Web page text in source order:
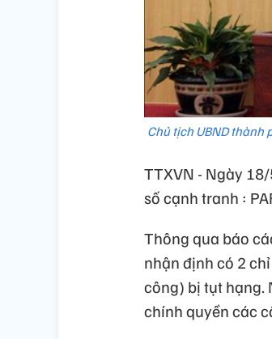
Chủ tịch UBND thành
TTXVN - Ngày
số cạnh tranh :
Thông qua báo
nhận định có 2
công) bị tụt hạng.
chính quyền các